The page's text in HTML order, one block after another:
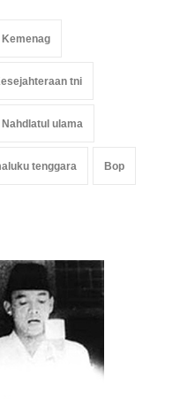
Kemenag
tni
Nahdlatul ulama
tenggara Bop